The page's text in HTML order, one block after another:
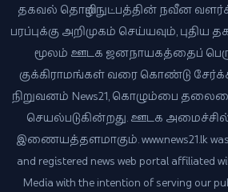
தகவல் தொழில்நுட்பத்தின் நவீன
பரப்புக்கு அறிமுகம் செய்யவும்,
மூலம் ஊடக ஜனநாயகத்தைப்
குக்கிராமங்கள் வரை கொண்டு
நிறுவனம் News21, கொழும்பை
செயல்படுகின்றது. ஊடக அமைச்சில்
இணையத்தளமாகும். www.news21.lk was
and registered news web portal affiliated
Media with the intention of serving our